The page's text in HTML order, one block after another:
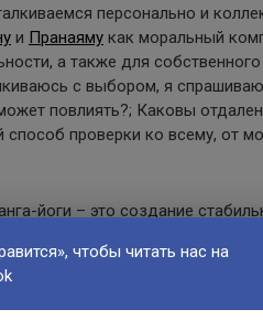
персонально и
и Пранаяму как моральный
а также для
с выбором, я
повлиять?; Каковы
проверки ко всему, от
йоги – это создание
я могу становиться
ответственность, которые
интуиции и
— мой острый меч
чтобы читать нас на